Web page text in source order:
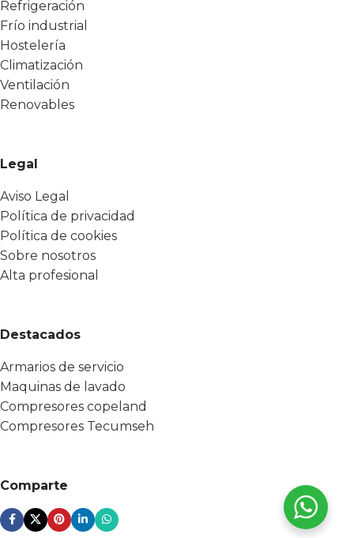
Refrigeración
Frío industrial
Hostelería
Climatización
Ventilación
Renovables
Legal
Aviso Legal
Política de privacidad
Política de cookies
Sobre nosotros
Alta profesional
Destacados
Armarios de servicio
Maquinas de lavado
Compresores copeland
Compresores Tecumseh
Comparte